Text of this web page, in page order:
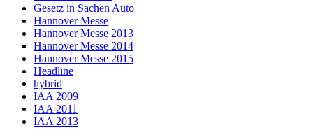
Gesetz in Sachen Auto
Hannover Messe
Hannover Messe 2013
Hannover Messe 2014
Hannover Messe 2015
Headline
hybrid
IAA 2009
IAA 2011
IAA 2013